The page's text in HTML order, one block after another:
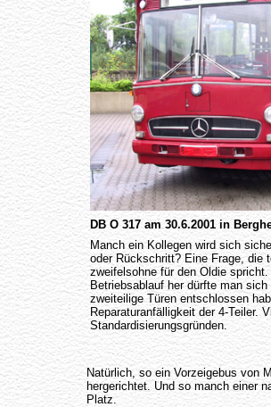
DB O 317 am 30.6.2001 in
Manch ein Kollegen wird sich
oder Rückschritt? Eine Frage, die
zweifelsohne für den Oldie spricht.
Betriebsablauf her dürfte man
zweiteilige Türen entschlossen
Reparaturanfälligkeit der 4-Teiler.
Standardisierungsgründen.
Natürlich, so ein Vorzeigebus von
hergerichtet. Und so manch einer
Platz.